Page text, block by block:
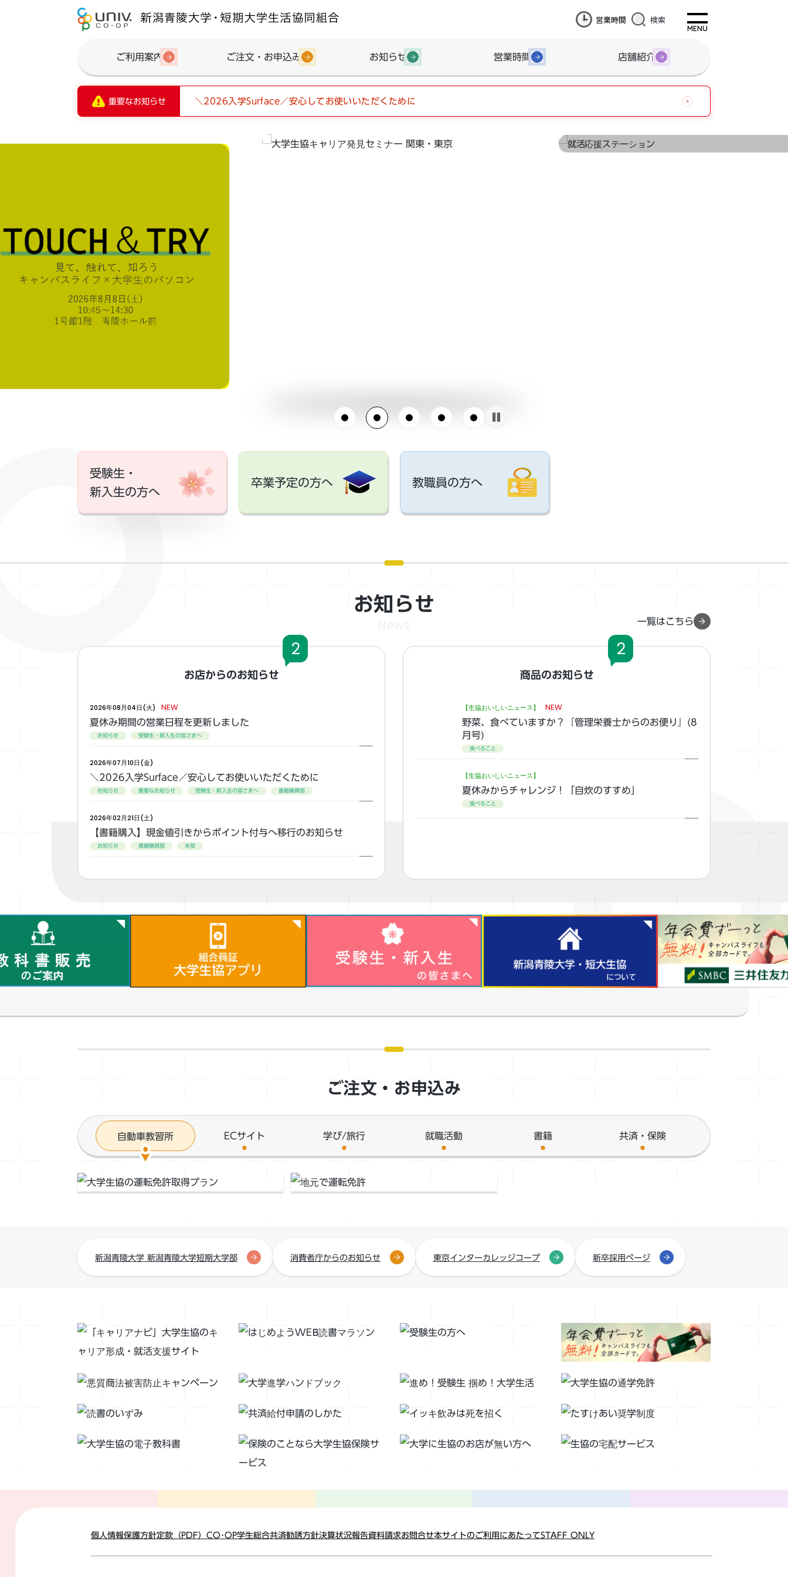
営業時間 検索
ご利用案内 ご注文・お申込み お知らせ 営業時間 店舗紹介
重要なお知らせ ＼2026入学Surface／安心してお使いいただくために
受験生・
新入生の方へ
卒業予定の方へ 教職員の方へ
お知らせ
一覧はこちら
2
お店からのお知らせ
2026年08月04日(火) NEW
夏休み期間の営業日程を更新しました
お知らせ 受験生・新入生の皆さまへ
2026年07月10日(金)
＼2026入学Surface／安心してお使いいただくために
お知らせ 重要なお知らせ 受験生・新入生の皆さまへ 書籍購買部
2026年02月21日(土)
【書籍購入】現金値引きからポイント付与へ移行のお知らせ
お知らせ 書籍購買部 本部
2
商品のお知らせ
【生協おいしいニュース】 NEW
野菜、食べていますか？『管理栄養士からのお便り』(8
月号)
食べること
【生協おいしいニュース】
夏休みからチャレンジ！「自炊のすすめ」
食べること
ご注文・お申込み
自動車教習所 ECサイト 学び/旅行 就職活動 書籍 共済・保険
新潟青陵大学 新潟青陵大学短期大学部 消費者庁からのお知らせ 東京インターカレッジコープ 新卒採用ページ
個人情報保護方針定款（PDF） CO･OP学生総合共済勧誘方針決算状況報告資料請求お問合せ本サイトのご利用にあたってSTAFF ONLY